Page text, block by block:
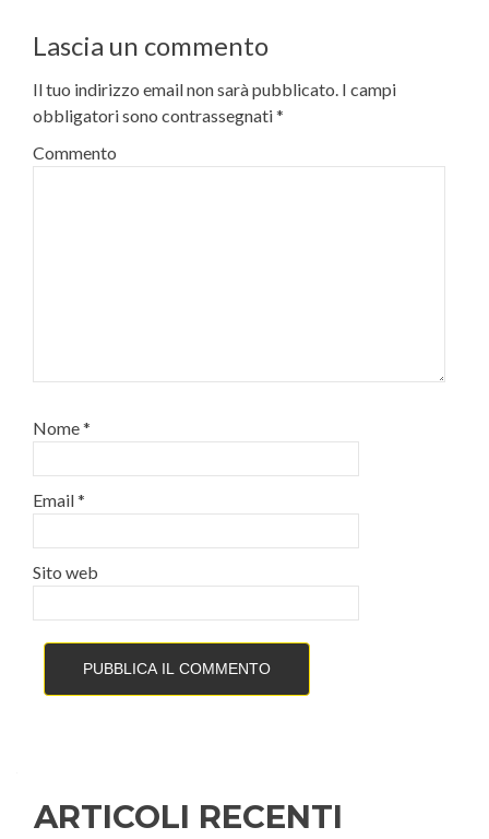
Lascia un commento
Il tuo indirizzo email non sarà pubblicato. I campi
obbligatori sono contrassegnati*
Commento
Nome*
Email*
Sito web
ARTICOLI RECENTI